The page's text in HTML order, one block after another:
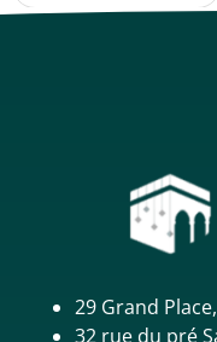
29 Grand
32 rue du pré